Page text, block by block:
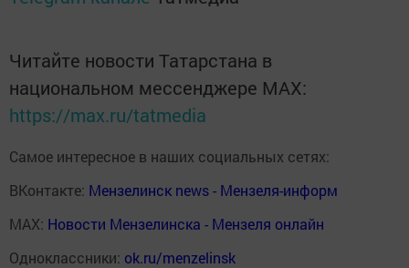
Читайте новости Татарстана в
национальном мессенджере MАХ:
https://max.ru/tatmedia
Самое интересное в наших социальных сетях:
ВКонтакте: Мензелинск news - Мензеля-информ
MAX: Новости Мензелинска - Мензеля онлайн
Одноклассники: ok.ru/menzelinsk